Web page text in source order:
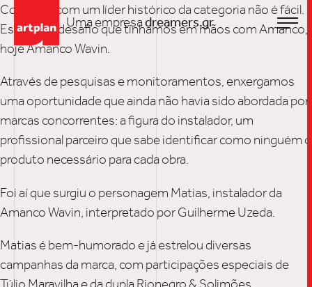
Uma empresadreamers.gr
Competir com um líder histórico da categoria não é fácil.
Esse era o desafio que tínhamos em mãos com Amanco,
hoje Amanco Wavin.
Através de pesquisas e monitoramentos, enxergamos
uma oportunidade que ainda não havia sido abordada por
marcas concorrentes: a figura do instalador, um
profissional parceiro que sabe identificar como ninguém o
produto necessário para cada obra.
Foi aí que surgiu o personagem Matias, instalador da
Amanco Wavin, interpretado por Guilherme Uzeda.
Matias é bem-humorado e já estrelou diversas
campanhas da marca, com participações especiais de
Túlio Maravilha e da dupla Rionegro & Solimões.